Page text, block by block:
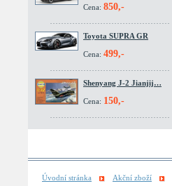
Cena: 850,-
Toyota SUPRA GR
Cena: 499,-
Shenyang J-2 Jianjij…
Cena: 150,-
Úvodní stránka Akční zboží